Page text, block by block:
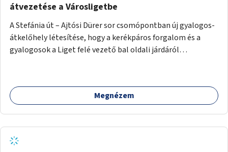
átvezetése a Városligetbe
A Stefánia út – Ajtósi Dürer sor csomópontban új gyalogos-
átkelőhely létesítése, hogy a kerékpáros forgalom és a
gyalogosok a Liget felé vezető bal oldali járdáról
Megnézem